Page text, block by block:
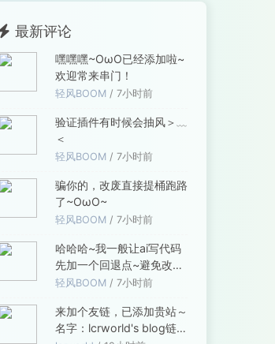
最新评论
嘿嘿嘿~OωO已经添加啦~
欢迎常来串门！
轻风BOOM / 7小时前
验证插件有时候会抽风＞﹏
＜
轻风BOOM / 7小时前
骗你的，改废直接提桶跑路
了~OωO~
轻风BOOM / 7小时前
哈哈哈~我一般让ai写代码
先加一个回退点~避免改废
了只能硬着头皮...
轻风BOOM / 7小时前
来加个友链，已添加贵站～
名字：lcrworld's blog链